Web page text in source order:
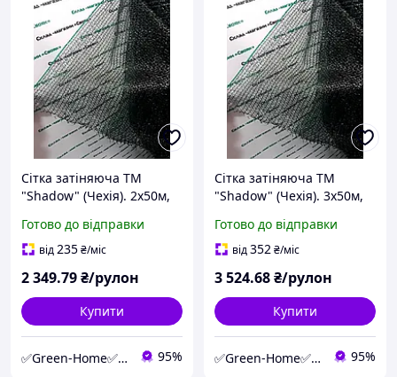
Сітка затіняюча ТМ
"Shadow" (Чехія). 2х50м,
Готово до відправки
від235₴/міс
2 349.79₴/рулон
Купити
✅Green-Home✅Інтернет-магазин для саду, дому та авто. 95%
Сітка затіняюча ТМ
"Shadow" (Чехія). 3х50м,
Готово до відправки
від352₴/міс
3 524.68₴/рулон
Купити
✅Green-Home✅Інтернет-магазин для саду, дому та авто. 95%